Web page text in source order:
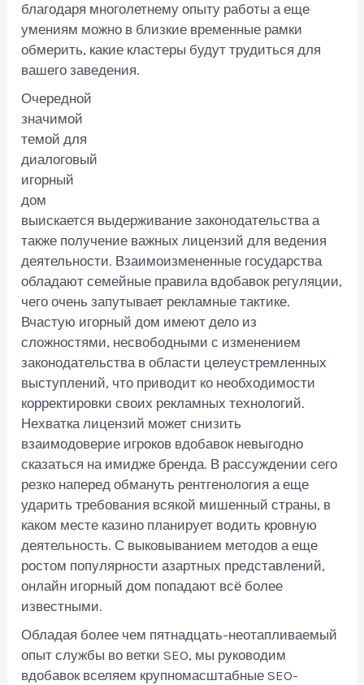
благодаря многолетнему опыту работы а еще
умениям можно в близкие временные рамки
обмерить, какие кластеры будут трудиться для
вашего заведения.
Очередной
значимой
темой для
диалоговый
игорный
дом
выискается выдерживание законодательства а
также получение важных лицензий для ведения
деятельности. Взаимоизмененные государства
обладают семейные правила вдобавок регуляции,
чего очень запутывает рекламные тактике.
Вчастую игорный дом имеют дело из
сложностями, несвободными с изменением
законодательства в области целеустремленных
выступлений, что приводит ко необходимости
корректировки своих рекламных технологий.
Нехватка лицензий может снизить
взаимодоверие игроков вдобавок невыгодно
сказаться на имидже бренда. В рассуждении сего
резко наперед обмануть рентгенология а еще
ударить требования всякой мишенный страны, в
каком месте казино планирует водить кровную
деятельность. С выковыванием методов а еще
ростом популярности азартных представлений,
онлайн игорный дом попадают всё более
известными.
Обладая более чем пятнадцать-неотапливаемый
опыт службы во ветки SEO, мы руководим
вдобавок вселяем крупномасштабные SEO-